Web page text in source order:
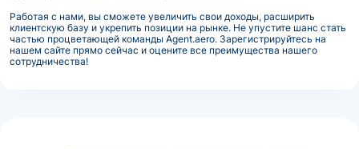
Работая с нами, вы сможете увеличить свои доходы, расширить
клиентскую базу и укрепить позиции на рынке. Не упустите шанс стать
частью процветающей команды Agent.aero. Зарегистрируйтесь на
нашем сайте прямо сейчас и оцените все преимущества нашего
сотрудничества!